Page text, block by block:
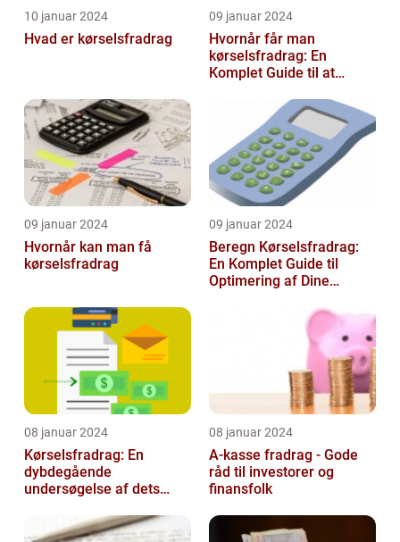
10 januar 2024
Hvad er kørselsfradrag
09 januar 2024
Hvornår får man
kørselsfradrag: En
Komplet Guide til at
Historien Bag Det
09 januar 2024
Hvornår kan man få
kørselsfradrag
09 januar 2024
Beregn Kørselsfradrag:
En Komplet Guide til
Optimering af Dine
08 januar 2024
Kørselsfradrag: En
dybdegående
undersøgelse af dets
08 januar 2024
A-kasse fradrag - Gode
råd til investorer og
finansfolk